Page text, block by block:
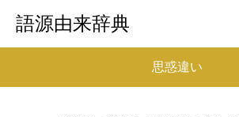
語源由来辞典
思惑違い